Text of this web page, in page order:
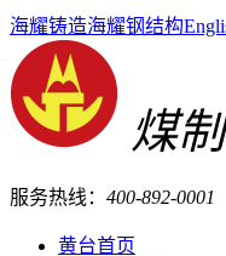
海耀铸造海耀钢结构
煤
服务热线： 400-892-0001
黄台首页